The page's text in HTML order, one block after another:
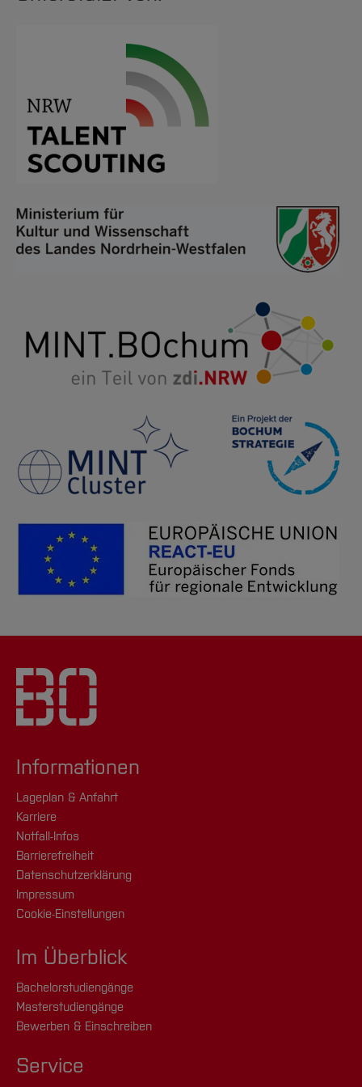
Informationen
Lageplan & Anfahrt
Karriere
Notfall-Infos
Barrierefreiheit
Datenschutzerklärung
Impressum
Cookie-Einstellungen
Im Überblick
Bachelorstudiengänge
Masterstudiengänge
Bewerben & Einschreiben
Service